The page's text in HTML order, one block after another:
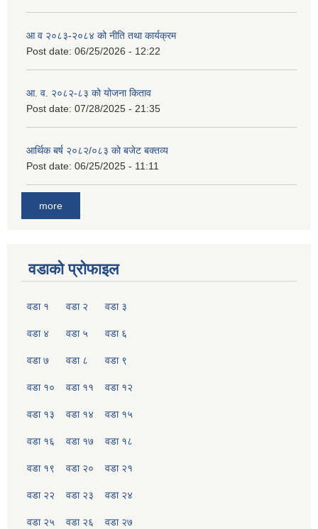
आ व २०८३-२०८४ को नीति तथा कार्यक्रम
Post date: 06/25/2026 - 12:22
आ. व. २०८२-८३ को योजना किताव
Post date: 07/28/2025 - 21:35
आर्थिक बर्ष २०८२/०८३ को बजेट बक्तव्य
Post date: 06/25/2025 - 11:11
more
वडाको प्रोफाइल
वडा १ वडा २ वडा ३
वडा ४ वडा ५ वडा ६
वडा ७ वडा ८ वडा ९
वडा १० वडा ११ वडा १२
वडा १३ वडा १४ वडा १५
वडा १६ वडा १७ वडा १८
वडा १९ वडा २० वडा २१
वडा २२ वडा २३ वडा २४
वडा २५ वडा २६ वडा २७